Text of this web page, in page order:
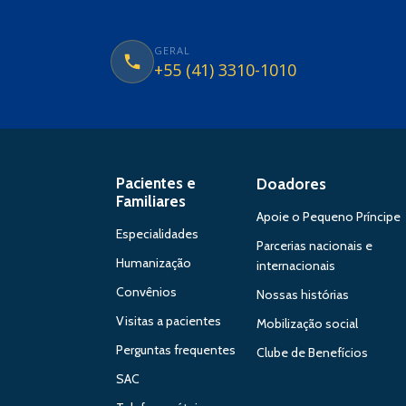
GERAL
+55 (41) 3310-1010
Pacientes e
Familiares
Especialidades
Humanização
Convênios
Visitas a pacientes
Perguntas frequentes
SAC
Doadores
Apoie o Pequeno Príncipe
Parcerias nacionais e
internacionais
Nossas histórias
Mobilização social
Clube de Benefícios